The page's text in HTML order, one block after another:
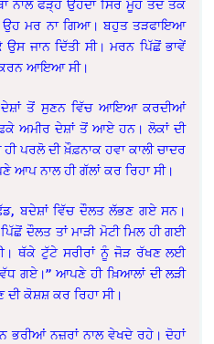
ਨਾਲ ਫੜ੍ਹ ਉਹਦਾ ਸਿਰ ਮੂੰਹ ਤਦ ਤਕ
ਉਹ ਮਰ ਨਾ ਗਿਆ। ਬਹੁਤ ਤੜਫਾਇਆ
ਜਾਨ ਦਿੱਤੀ ਸੀ। ਮਰਨ ਪਿੱਛੋਂ ਭਾਵੇਂ
ਕਰਨ ਆਇਆ ਸੀ।
ਦੇਸ਼ਾਂ ਤੋਂ ਸੁਣਨ ਵਿੱਚ ਆਇਆ ਕਰਦੀਆਂ
ਅਮੀਰ ਦੇਸ਼ਾਂ ਤੋਂ ਆਏ ਹਨ। ਲੋਕਾਂ ਦੀ
ਪਰਲੋ ਦੀ ਖ਼ੌਫ਼ਨਾਕ ਹਵਾ ਕਾਲੀ ਚਾਦਰ
ਨਾਲ ਹੀ ਗੱਲਾਂ ਕਰ ਰਿਹਾ ਸੀ।
ਬਦੇਸ਼ਾਂ ਵਿੱਚ ਦੌਲਤ ਲੱਭਣ ਗਏ ਸਨ।
ਦੌਲਤ ਤਾਂ ਮਾੜੀ ਮੋਟੀ ਮਿਲ ਹੀ ਗਈ
ਥੱਕੇ ਟੁੱਟੇ ਸਰੀਰਾਂ ਨੂੰ ਜੋੜ ਰੱਖਣ ਲਈ
ਗਏ।” ਆਪਣੇ ਹੀ ਖ਼ਿਆਲਾਂ ਦੀ ਲੜੀ
ਕੋਸ਼ਸ਼ ਕਰ ਰਿਹਾ ਸੀ।
ਨਜ਼ਰਾਂ ਨਾਲ ਵੇਖਦੇ ਰਹੇ। ਦੋਹਾਂ